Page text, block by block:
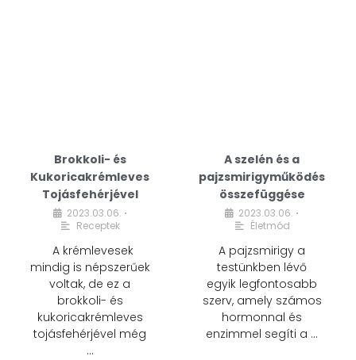
Brokkoli- és
Kukoricakrémleves
Tojásfehérjével
2023.03.06. •
Receptek
A krémlevesek
mindig is népszerűek
voltak, de ez a
brokkoli- és
kukoricakrémleves
tojásfehérjével még
…
A szelén és a
pajzsmirigyműködés
összefüggése
2023.03.06. •
Életmód
A pajzsmirigy a
testünkben lévő
egyik legfontosabb
szerv, amely számos
hormonnal és
enzimmel segíti a …